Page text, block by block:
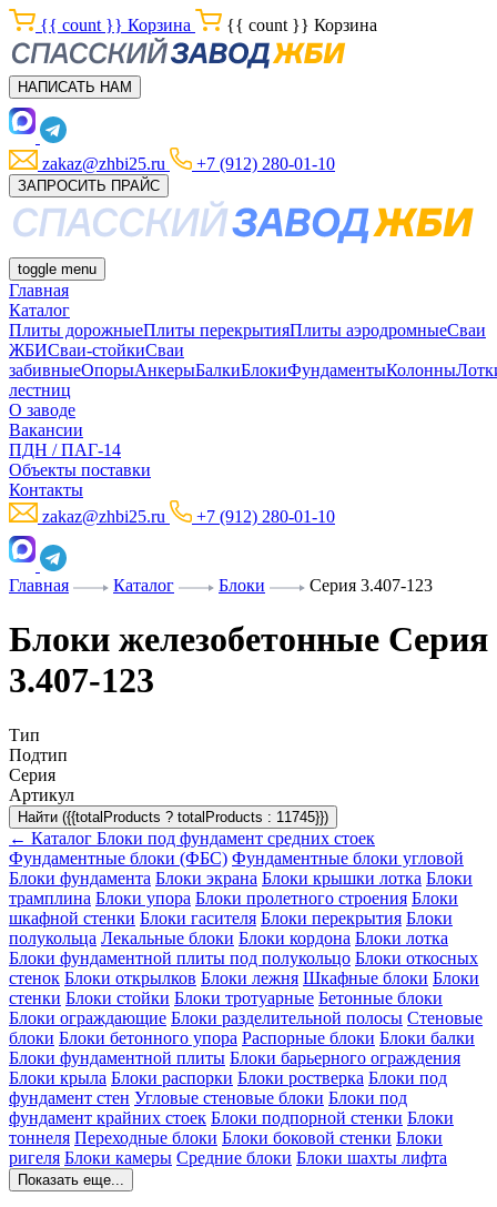
{{ count }} Корзина {{ count }} Корзина
НАПИСАТЬ НАМ
zakaz@zhbi25.ru +7 (912) 280-01-10
ЗАПРОСИТЬ ПРАЙС
toggle menu
Главная
Каталог
Плиты дорожныеПлиты перекрытияПлиты аэродромныеСваи
ЖБИСваи-стойкиСваи
забивныеОпорыАнкерыБалкиБлокиФундаментыКолонны
лестниц
О заводе
Вакансии
ПДН / ПАГ-14
Объекты поставки
Контакты
zakaz@zhbi25.ru
+7 (912) 280-01-10
Главная Каталог Блоки Серия 3.407-123
Блоки железобетонные Серия
3.407-123
Тип
Подтип
Серия
Артикул
Найти ({{totalProducts ? totalProducts : 11745}})
← Каталог Блоки под фундамент средних стоек
Фундаментные блоки (ФБС) Фундаментные блоки угловой
Блоки фундамента Блоки экрана Блоки крышки лотка Блоки
трамплина Блоки упора Блоки пролетного строения Блоки
шкафной стенки Блоки гасителя Блоки перекрытия Блоки
полукольца Лекальные блоки Блоки кордона Блоки лотка
Блоки фундаментной плиты под полукольцо Блоки откосных
стенок Блоки открылков Блоки лежня Шкафные блоки Блоки
стенки Блоки стойки Блоки тротуарные Бетонные блоки
Блоки ограждающие Блоки разделительной полосы Стеновые
блоки Блоки бетонного упора Распорные блоки Блоки балки
Блоки фундаментной плиты Блоки барьерного ограждения
Блоки крыла Блоки распорки Блоки ростверка Блоки под
фундамент стен Угловые стеновые блоки Блоки под
фундамент крайних стоек Блоки подпорной стенки Блоки
тоннеля Переходные блоки Блоки боковой стенки Блоки
ригеля Блоки камеры Средние блоки Блоки шахты лифта
Показать еще...